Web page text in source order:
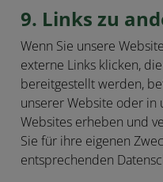
9. Links zu
Wenn Sie unsere
externe Links klicken,
bereitgestellt werden,
unserer Website oder in
Websites erheben und
Sie für ihre eigenen
entsprechenden